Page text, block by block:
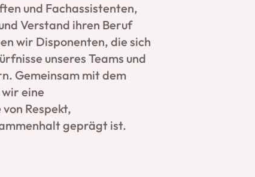
und Fachassistenten,
Verstand ihren Beruf
wir Disponenten, die sich
unseres Teams und
Gemeinsam mit dem
eine
Respekt,
geprägt ist.